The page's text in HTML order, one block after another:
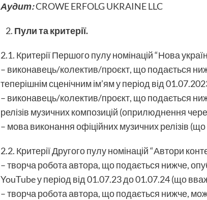
Аудит:CROWE ERFOLG UKRAINE LLC
Пули та критерії.
2.1. Критерії Першого пулу номінацій “Нова
– виконавець/колектив/проєкт, що подається
теперішнім сценічним ім’ям у період від
– виконавець/колектив/проєкт, що подається
релізів музичних композицій (оприлюднення
– мова виконання офіційних музичних релізів
2.2. Критерії Другого пулу номінацій “Автори
– творча робота автора, що подається нижче,
YouTube у період від 01.07.23 до 01.07.24 (що
– творча робота автора, що подається нижче,